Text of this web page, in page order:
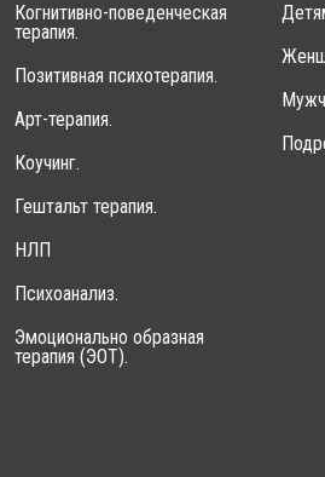
Когнитивно-поведенческая
терапия.
Позитивная психотерапия.
Арт-терапия.
Коучинг.
Гештальт терапия.
НЛП
Психоанализ.
Эмоционально образная
терапия (ЭОТ).